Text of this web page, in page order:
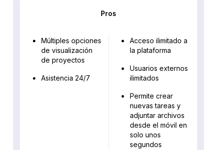
Pros
Múltiples opciones
de visualización
de proyectos
Asistencia 24/7
Acceso ilimitado a
la plataforma
Usuarios externos
ilimitados
Permite crear
nuevas tareas y
adjuntar archivos
desde el móvil en
solo unos
segundos